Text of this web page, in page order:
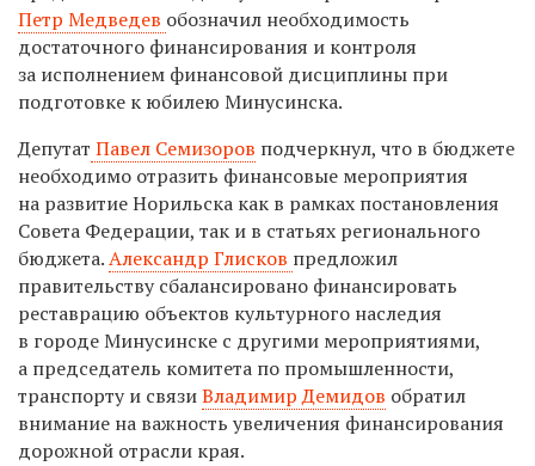
Петр Медведев обозначил необходимость
достаточного финансирования и контроля
за исполнением финансовой дисциплины при
подготовке к юбилею Минусинска.
Депутат Павел Семизоров подчеркнул, что в бюджете
необходимо отразить финансовые мероприятия
на развитие Норильска как в рамках постановления
Совета Федерации, так и в статьях регионального
бюджета.Александр Глисков предложил
правительству сбалансировано финансировать
реставрацию объектов культурного наследия
в городе Минусинске с другими мероприятиями,
а председатель комитета по промышленности,
транспорту и связиВладимир Демидов обратил
внимание на важность увеличения финансирования
дорожной отрасли края.